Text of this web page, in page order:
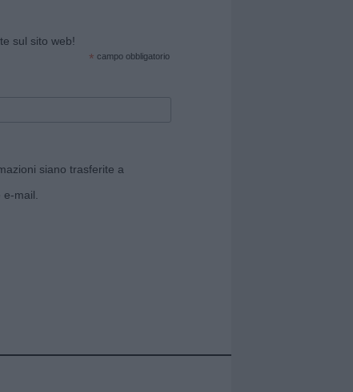
sul sito web!
* campo obbligatorio
siano trasferite a
mail.